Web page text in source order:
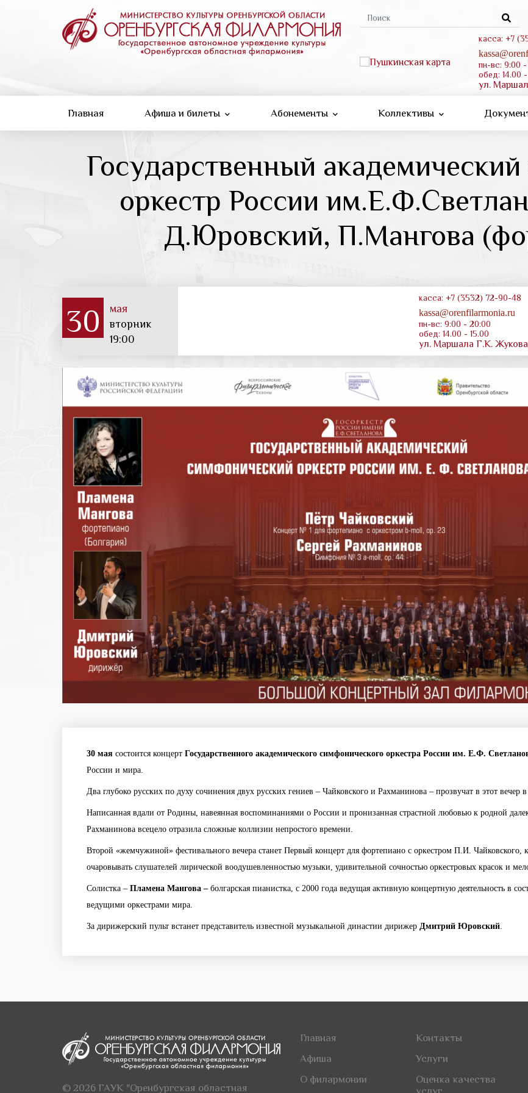
Форма
касса: +7
пн-вс: 9:00
обед: 14.00 -
ул.
Главная Афиша и билеты Абонементы Коллективы
Государственный
оркестр России
Д.Юровский, П.Мангова
30
мая
вторник
19:00
касса: +7 (3532) 72-90-48
kassa@orenfilarmonia.ru
пн-вс: 9:00 - 20:00
обед: 14.00 - 15.00
ул. Маршала Г.К.
30 мая состоится концерт Государственного академического симфонического оркестра России им. Е.Ф.
России и мира.
Два глубоко русских по духу сочинения двух русских гениев – Чайковского и Рахманинова – прозвучат в этот
Написанная вдали от Родины, навеянная воспоминаниями о России и пронизанная страстной любовью к родной
Рахманинова всецело отразила сложные коллизии непростого времени.
Второй «жемчужиной» фестивального вечера станет Первый концерт для фортепиано с оркестром П.И. Чайковского,
очаровывать слушателей лирической воодушевленностью музыки, удивительной сочностью оркестровых красок и
Солистка – Пламена Мангова – болгарская пианистка, с 2000 года ведущая активную концертную деятельность в
ведущими оркестрами мира.
За дирижерский пульт встанет представитель известной музыкальной династии дирижер Дмитрий Юровский.
© 2026 ГАУК "Оренбургская областная
Главная
Контакты
Афиша
Услуги
О филармонии
Оценка качества